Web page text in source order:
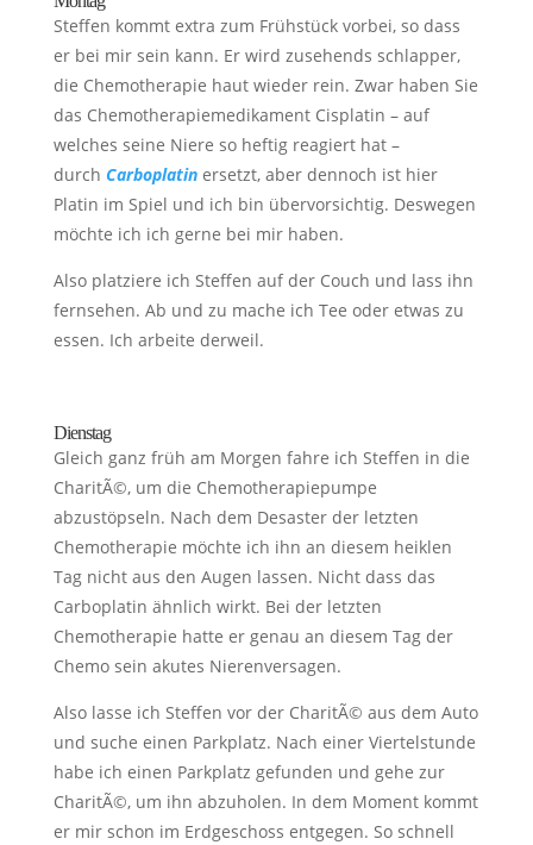
Steffen kommt extra zum Frühstück vorbei, so dass
er bei mir sein kann. Er wird zusehends schlapper,
die Chemotherapie haut wieder rein. Zwar haben Sie
das Chemotherapiemedikament Cisplatin – auf
welches seine Niere so heftig reagiert hat –
durch Carboplatin ersetzt, aber dennoch ist hier
Platin im Spiel und ich bin übervorsichtig. Deswegen
möchte ich ich gerne bei mir haben.
Also platziere ich Steffen auf der Couch und lass ihn
fernsehen. Ab und zu mache ich Tee oder etwas zu
essen. Ich arbeite derweil.
Dienstag
Gleich ganz früh am Morgen fahre ich Steffen in die
CharitÃ©, um die Chemotherapiepumpe
abzustöpseln. Nach dem Desaster der letzten
Chemotherapie möchte ich ihn an diesem heiklen
Tag nicht aus den Augen lassen. Nicht dass das
Carboplatin ähnlich wirkt. Bei der letzten
Chemotherapie hatte er genau an diesem Tag der
Chemo sein akutes Nierenversagen.
Also lasse ich Steffen vor der CharitÃ© aus dem Auto
und suche einen Parkplatz. Nach einer Viertelstunde
habe ich einen Parkplatz gefunden und gehe zur
CharitÃ©, um ihn abzuholen. In dem Moment kommt
er mir schon im Erdgeschoss entgegen. So schnell